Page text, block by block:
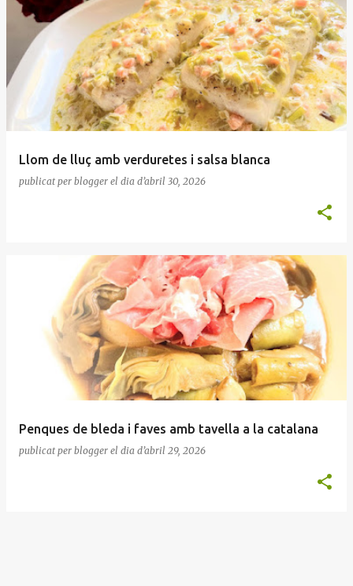
Llom de lluç amb verduretes i salsa blanca
publicat per blogger el dia d’abril 30, 2026
Penques de bleda i faves amb tavella a la catalana
publicat per blogger el dia d’abril 29, 2026